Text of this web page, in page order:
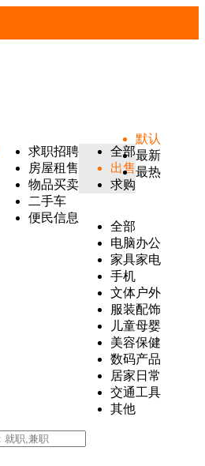
求职招聘
房屋租售
物品买卖
二手车
便民信息
全部
出售
求购
全部
电脑办公
家具家电
手机
文体户外
服装配饰
儿童母婴
美容保健
数码产品
居家日常
交通工具
其他
默认
最新
最热